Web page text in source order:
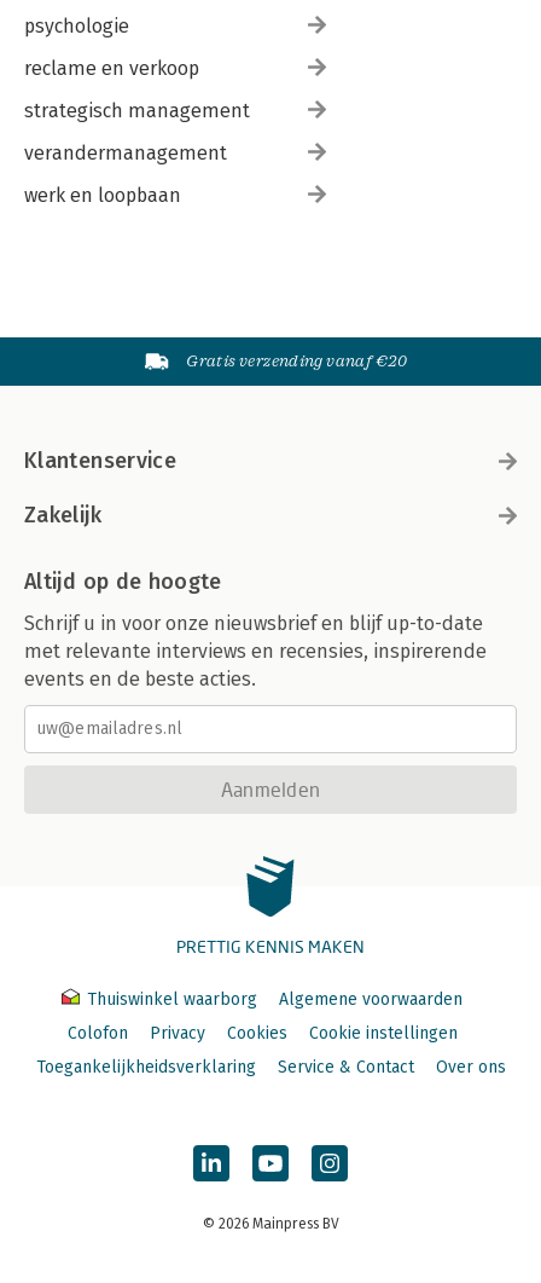
psychologie
reclame en verkoop
strategisch management
verandermanagement
werk en loopbaan
Gratis verzending vanaf €20
Klantenservice
Zakelijk
Altijd op de hoogte
Schrijf u in voor onze nieuwsbrief en blijf up-to-date
met relevante interviews en recensies, inspirerende
events en de beste acties.
Aanmelden
PRETTIG KENNIS MAKEN
Thuiswinkel waarborg
Algemene voorwaarden
Colofon
Privacy Cookies
Cookie instellingen
Toegankelijkheidsverklaring
Service & Contact Over ons
© 2026 Mainpress BV